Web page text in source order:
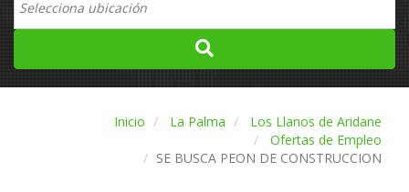
Inicio La Palma
Los Llanos de Aridane
Ofertas de Empleo
SE BUSCA PEON DE CONSTRUCCION